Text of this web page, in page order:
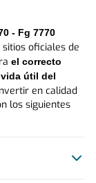
- Fg 7770
sitios oficiales de
el correcto
útil del
en calidad
los siguientes